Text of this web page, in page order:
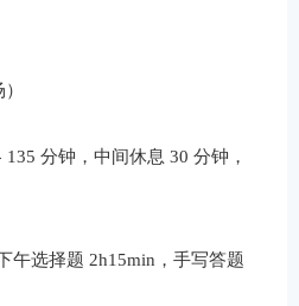
分钟，中间休息 30 分钟，
午选择题 2h15min，手写答题